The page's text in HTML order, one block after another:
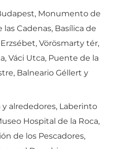
Monumento de
Cadenas, Basílica de
Vörösmarty tér,
Váci Utca, Puente de la
Balneario Géllert y
y alrededores, Laberinto
Hospital de la Roca,
de los Pescadores,